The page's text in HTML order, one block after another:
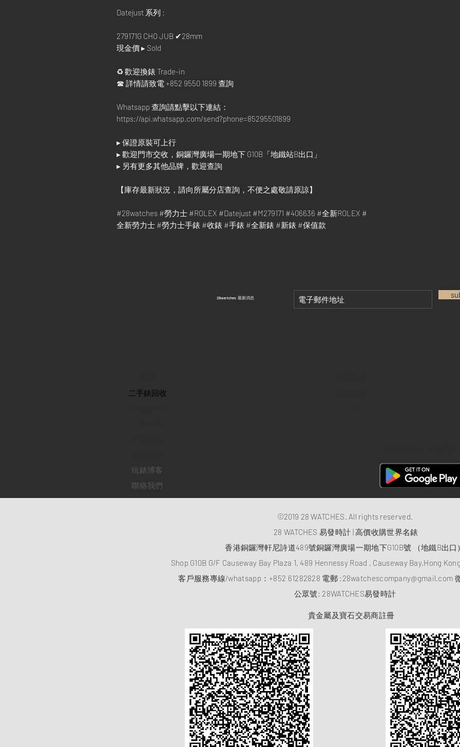
Datejust 系列 :
279171G CHO JUB ✔28mm
現金價 ▸ Sold
♻ 歡迎換錶 Trade-in
☎ 詳情請致電 +852 9550 1899 查詢
Whatsapp 查詢請點擊以下連結：
https://api.whatsapp.com/send?phone=85295501899
▸ 保證原裝可上行
▸ 歡迎門市交收，銅鑼灣廣場一期地下 G10B「地鐵站B出口」
▸ 另有更多其他品牌，歡迎查詢
【庫存最新狀況，請向所屬分店查詢，不便之處敬請原諒】
#28watches #勞力士 #ROLEX #Datejust #M279171 #406636 #全新ROLEX #
全新勞力士 #勞力士手錶 #收錶 #手錶 #全新錶 #新錶 #保值款
​28watches 最新消息
​二手錶回收
玩錶博客
聯絡我們
©2019 28 WATCHES. All rights reserved.
28 WATCHES 易發時計 | 高價收購世界名錶
香港銅鑼灣軒尼詩道489號銅鑼灣廣場一期地下G10B號 （地鐵B出口
Shop G10B G/F Causeway Bay Plaza 1, 489 Hennessy Road , Causeway Bay,Hong
客戶服務專線/whatsapp：+852 61282828 電郵 : 28watchescompany@gmail.com
​公眾號: 28WATCHES易發時計
貴金屬及寶石交易商註冊